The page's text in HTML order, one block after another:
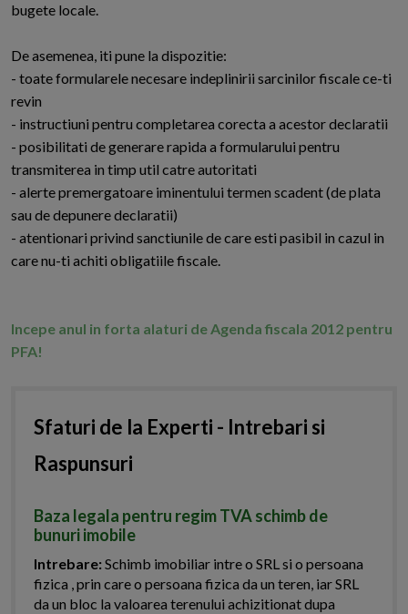
bugete locale.
De asemenea, iti pune la dispozitie:
- toate formularele necesare indeplinirii sarcinilor fiscale ce-ti
revin
- instructiuni pentru completarea corecta a acestor declaratii
- posibilitati de generare rapida a formularului pentru
transmiterea in timp util catre autoritati
- alerte premergatoare iminentului termen scadent (de plata
sau de depunere declaratii)
- atentionari privind sanctiunile de care esti pasibil in cazul in
care nu-ti achiti obligatiile fiscale.
Incepe anul in forta alaturi de Agenda fiscala 2012 pentru
PFA!
Sfaturi de la Experti - Intrebari si
Raspunsuri
Baza legala pentru regim TVA schimb de
bunuri imobile
Intrebare:Schimb imobiliar intre o SRL si o persoana
fizica , prin care o persoana fizica da un teren, iar SRL
da un bloc la valoarea terenului achizitionat dupa